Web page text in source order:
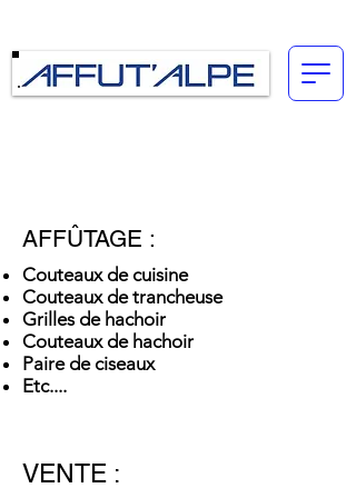
AFFÛTAGE :
Couteaux de cuisine
Couteaux de trancheuse
Grilles de hachoir
Couteaux de hachoir
Paire de ciseaux
Etc....
VENTE :